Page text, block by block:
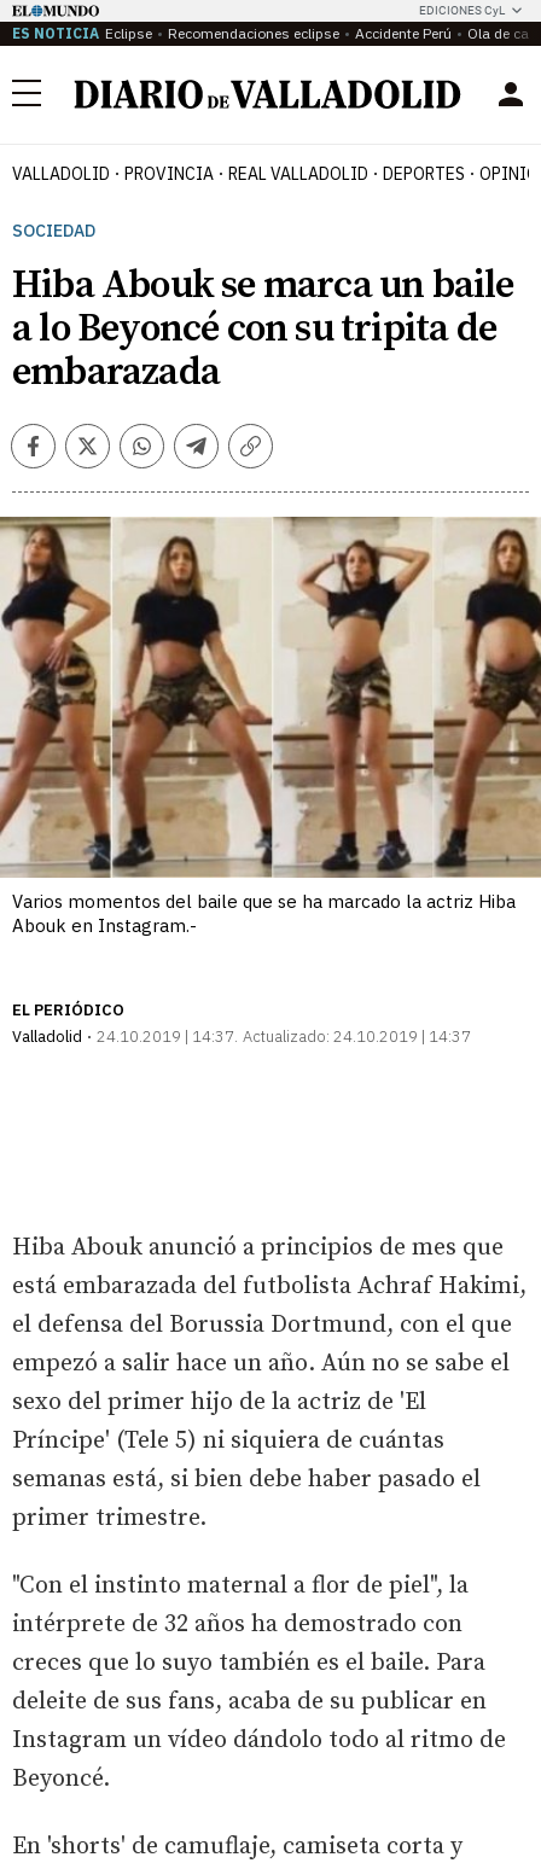
EDICIONES CyL
ES NOTICIA Eclipse Recomendaciones eclipse Accidente Perú Ola de
Menú
VALLADOLID PROVINCIA REAL VALLADOLID DEPORTES
SOCIEDAD
Hiba Abouk se marca un baile
a lo Beyoncé con su tripita de
embarazada
FacebookTwitterWhatsappTelegramCopiar
Varios momentos del baile que se ha marcado la actriz Hiba
Abouk en Instagram.-
EL PERIÓDICO
Valladolid
24.10.2019 | 14:37 Actualizado: 24.10.2019 | 14:37
Hiba Abouk anunció a principios de mes que
está embarazada del futbolista Achraf Hakimi,
el defensa del Borussia Dortmund, con el que
empezó a salir hace un año. Aún no se sabe el
sexo del primer hijo de la actriz de 'El
Príncipe' (Tele 5) ni siquiera de cuántas
semanas está, si bien debe haber pasado el
primer trimestre.
"Con el instinto maternal a flor de piel", la
intérprete de 32 años ha demostrado con
creces que lo suyo también es el baile. Para
deleite de sus fans, acaba de su publicar en
Instagram un vídeo dándolo todo al ritmo de
Beyoncé.
En 'shorts' de camuflaje, camiseta corta y